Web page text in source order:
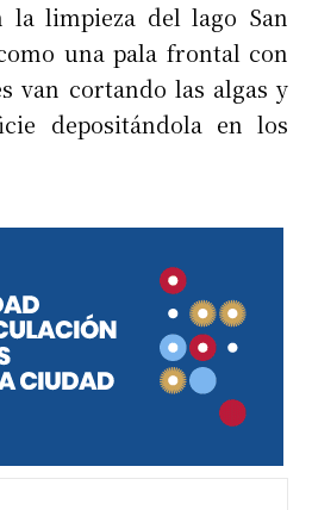
la limpieza del lago San
una pala frontal con
van cortando las algas y
depositándola en los